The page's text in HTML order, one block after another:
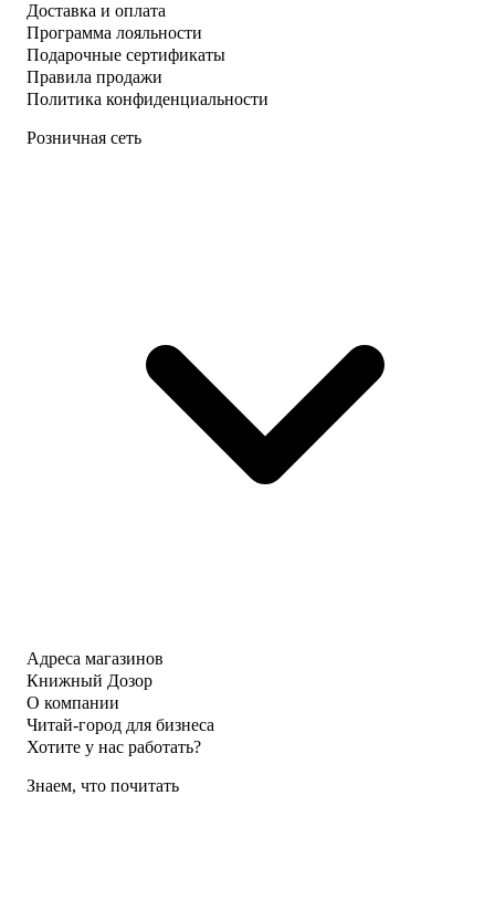
Доставка и оплата
Программа лояльности
Подарочные сертификаты
Правила продажи
Политика конфиденциальности
Розничная сеть
Адреса магазинов
Книжный Дозор
О компании
Читай-город для бизнеса
Хотите у нас работать?
Знаем, что почитать